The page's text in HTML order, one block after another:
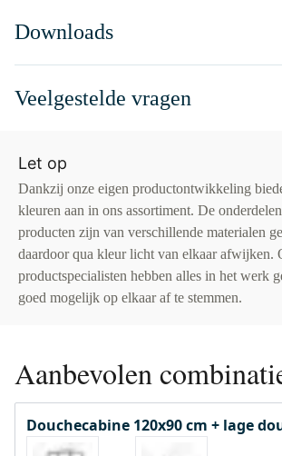
Downloads
Veelgestelde vragen
Let op
Dankzij onze eigen productontwikkeling
kleuren aan in ons assortiment. De
producten zijn van verschillende materialen
daardoor qua kleur licht van elkaar afwijken.
productspecialisten hebben alles in het werk
goed mogelijk op elkaar af te stemmen.
Aanbevolen
Douchecabine 120x90 cm + lage